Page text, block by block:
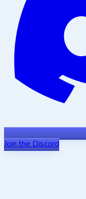
Join the Discord